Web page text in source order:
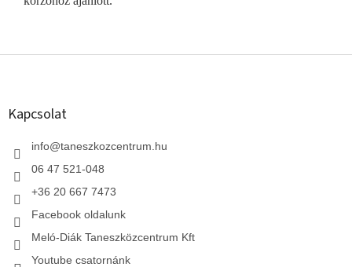
L
Kapcsolat
info@taneszkozcentrum.hu
06 47 521-048
+36 20 667 7473
Facebook oldalunk
Meló-Diák Taneszközcentrum Kft
Youtube csatornánk